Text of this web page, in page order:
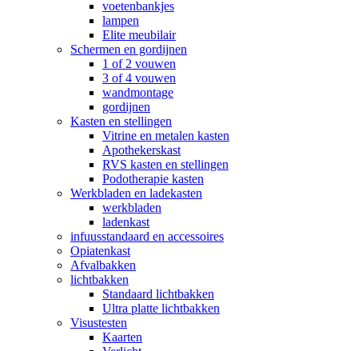
voetenbankjes
lampen
Elite meubilair
Schermen en gordijnen
1 of 2 vouwen
3 of 4 vouwen
wandmontage
gordijnen
Kasten en stellingen
Vitrine en metalen kasten
Apothekerskast
RVS kasten en stellingen
Podotherapie kasten
Werkbladen en ladekasten
werkbladen
ladenkast
infuusstandaard en accessoires
Opiatenkast
Afvalbakken
lichtbakken
Standaard lichtbakken
Ultra platte lichtbakken
Visustesten
Kaarten